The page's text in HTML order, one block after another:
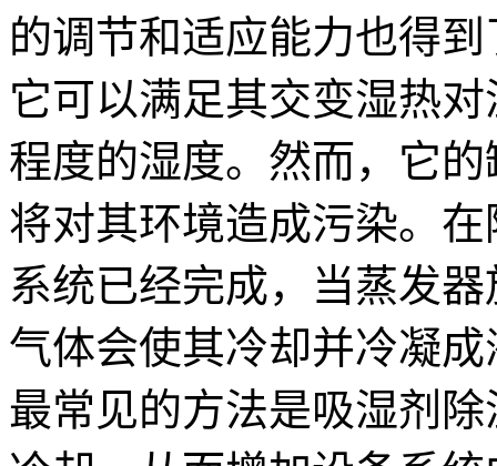
的调节和适应能力也得
它可以满足其交变湿热
程度的湿度。然而，它
将对其环境造成污染。
系统已经完成，当蒸发
气体会使其冷却并冷凝
最常见的方法是吸湿剂